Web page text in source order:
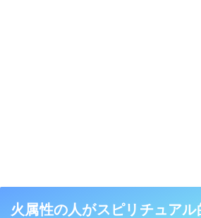
火属性の人がスピリチュア